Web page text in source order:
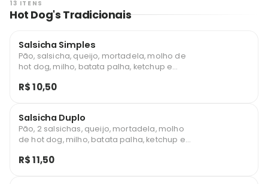
13 ITENS
Hot Dog's Tradicionais
Salsicha Simples
Pão, salsicha, queijo, mortadela, molho de
hot dog, milho, batata palha, ketchup e
R$ 10,50
Salsicha Duplo
Pão, 2 salsichas, queijo, mortadela, molho
de hot dog, milho, batata palha, ketchup e
R$ 11,50